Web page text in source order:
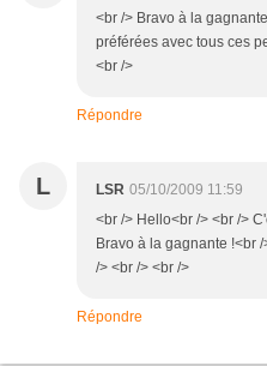
<br /> Bravo à la
préférées avec tous ces
<br />
Répondre
L LSR 05/10/2009 11:59
<br /> Hello<br /> <br />
Bravo à la gagnante !<br
/> <br /> <br />
Répondre